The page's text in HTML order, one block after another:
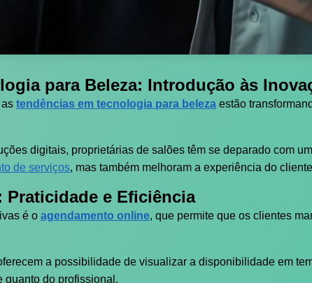
para Beleza: Introdução às
tendências em tecnologia para beleza estão
digitais, proprietárias de salões têm se deparado com
de serviços, mas também melhoram a experiência do
e Eficiência
é o agendamento online, que permite que os clientes
a possibilidade de visualizar a disponibilidade em
quanto do profissional.